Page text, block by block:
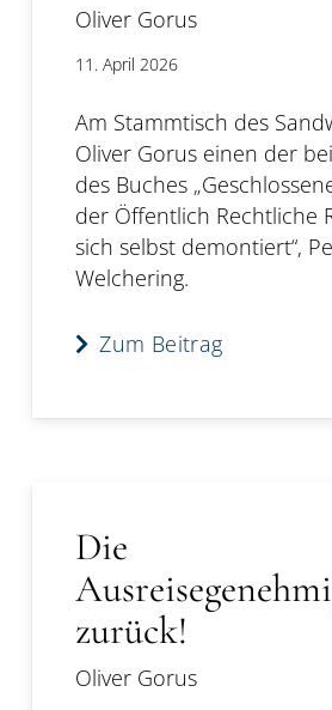
Oliver Gorus
11. April 2026
Am Stammtisch des
Oliver Gorus einen der
des Buches
der Öffentlich Rechtliche
sich selbst demontiert“,
Welchering.
Zum Beitrag
Die
zurück!
Oliver Gorus